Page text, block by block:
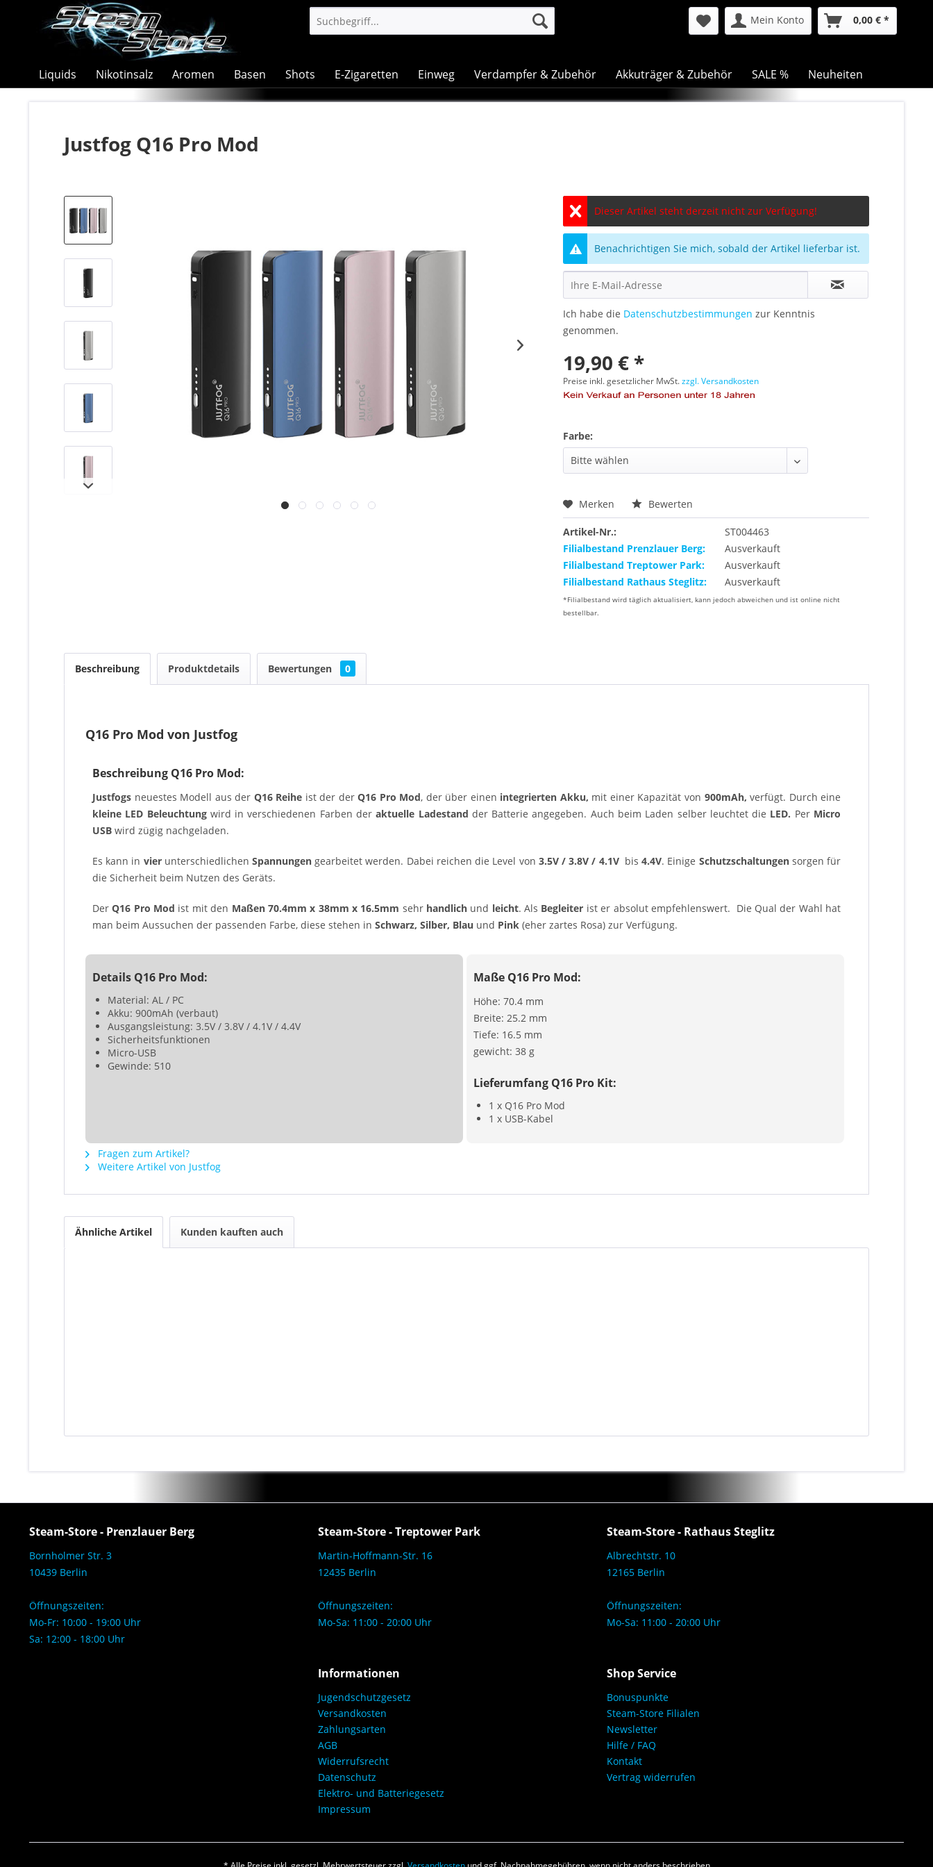
Mein Konto 0,00 € *
Liquids Nikotinsalz Aromen Basen Shots E-Zigaretten Einweg Verdampfer & Zubehör Akkuträger & Zubehör SALE % Neuheiten
Justfog Q16 Pro Mod
Dieser Artikel steht derzeit nicht zur Verfügung!
Benachrichtigen Sie mich, sobald der Artikel lieferbar ist.
Ich habe die Datenschutzbestimmungen zur Kenntnis
genommen.
19,90 € *
Preise inkl. gesetzlicher MwSt.zzgl. Versandkosten
Farbe:
Merken Bewerten
Artikel-Nr.:
ST004463
Filialbestand Prenzlauer Berg:
Ausverkauft
Filialbestand Treptower Park:
Ausverkauft
Filialbestand Rathaus Steglitz:
Ausverkauft
*Filialbestand wird täglich aktualisiert, kann jedoch abweichen und ist online nicht
bestellbar.
Beschreibung Produktdetails Bewertungen 0
Q16 Pro Mod von Justfog
Beschreibung Q16 Pro Mod:
Justfogs neuestes Modell aus der Q16 Reihe ist der derQ16 Pro Mod, der über einen integrierten Akku, mit einer Kapazität von 900mAh, verfügt. Durch eine
kleine LED Beleuchtungwird in verschiedenen Farben deraktuelle Ladestand der Batterie angegeben. Auch beim Laden selber leuchtet die LED. Per Micro
USB wird zügig nachgeladen.
Es kann in vierunterschiedlichenSpannungengearbeitet werden. Dabei reichen die Level von 3.5V / 3.8V / 4.1Vbis4.4V. Einige Schutzschaltungensorgen für
die Sicherheit beim Nutzen des Geräts.
DerQ16 Pro Mod ist mit den Maßen 70.4mm x 38mm x 16.5mm sehr handlich und leicht. Als Begleiter ist er absolut empfehlenswert. Die Qual der Wahl hat
man beim Aussuchen der passenden Farbe, diese stehen in Schwarz, Silber, Blau und Pink (eher zartes Rosa) zur Verfügung.
Details Q16 Pro Mod:
Material: AL / PC
Akku: 900mAh (verbaut)
Ausgangsleistung: 3.5V / 3.8V / 4.1V / 4.4V
Sicherheitsfunktionen
Micro-USB
Gewinde: 510
Maße Q16 Pro Mod:
Höhe: 70.4 mm
Breite: 25.2 mm
Tiefe: 16.5 mm
gewicht: 38 g
Lieferumfang Q16 Pro Kit:
1 x Q16 Pro Mod
1 x USB-Kabel
Fragen zum Artikel?
Weitere Artikel von Justfog
Ähnliche Artikel Kunden kauften auch
Steam-Store - Prenzlauer Berg
Bornholmer Str. 3
10439 Berlin
Öffnungszeiten:
Mo-Fr: 10:00 - 19:00 Uhr
Sa: 12:00 - 18:00 Uhr
Steam-Store - Treptower Park
Martin-Hoffmann-Str. 16
12435 Berlin
Öffnungszeiten:
Mo-Sa: 11:00 - 20:00 Uhr
Steam-Store - Rathaus Steglitz
Albrechtstr. 10
12165 Berlin
Öffnungszeiten:
Mo-Sa: 11:00 - 20:00 Uhr
Informationen
Jugendschutzgesetz
Versandkosten
Zahlungsarten
AGB
Widerrufsrecht
Datenschutz
Elektro- und Batteriegesetz
Impressum
Shop Service
Bonuspunkte
Steam-Store Filialen
Newsletter
Hilfe / FAQ
Kontakt
Vertrag widerrufen